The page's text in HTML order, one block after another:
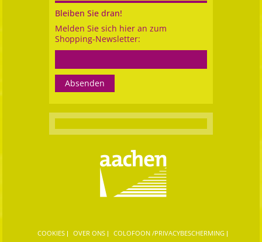
Bleiben Sie dran!
Melden Sie sich hier an zum
Shopping-Newsletter:
COOKIES OVER ONS
COLOFOON /PRIVACYBESCHERMING